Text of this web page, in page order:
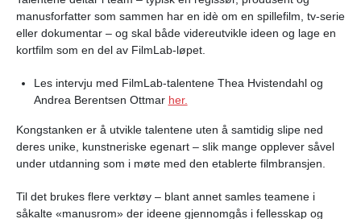
manusforfatter som sammen har en idè om en spillefilm, tv-serie
eller dokumentar – og skal både videreutvikle ideen og lage en
kortfilm som en del av FilmLab-løpet.
Les intervju med FilmLab-talentene Thea Hvistendahl og
Andrea Berentsen Ottmar her.
Kongstanken er å utvikle talentene uten å samtidig slipe ned
deres unike, kunstneriske egenart – slik mange opplever såvel
under utdanning som i møte med den etablerte filmbransjen.
Til det brukes flere verktøy – blant annet samles teamene i
såkalte «manusrom» der ideene gjennomgås i fellesskap og